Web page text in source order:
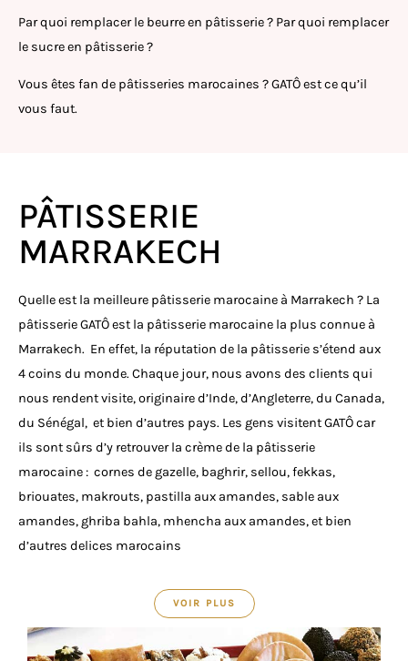
Par quoi remplacer le beurre en pâtisserie ? Par quoi remplacer
le sucre en pâtisserie ?
Vous êtes fan de pâtisseries marocaines ? GATÔ est ce qu’il
vous faut.
PÂTISSERIE
MARRAKECH
Quelle est la meilleure pâtisserie marocaine à Marrakech ? La
pâtisserie GATÔ est la pâtisserie marocaine la plus connue à
Marrakech. En effet, la réputation de la pâtisserie s’étend aux
4 coins du monde. Chaque jour, nous avons des clients qui
nous rendent visite, originaire d’Inde, d’Angleterre, du Canada,
du Sénégal, et bien d’autres pays. Les gens visitent GATÔ car
ils sont sûrs d’y retrouver la crème de la pâtisserie
marocaine : cornes de gazelle, baghrir, sellou, fekkas,
briouates, makrouts, pastilla aux amandes, sable aux
amandes, ghriba bahla, mhencha aux amandes, et bien
d’autres delices marocains
VOIR PLUS